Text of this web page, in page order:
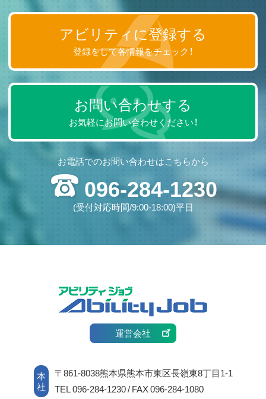
アビリティに登録する
登録をして各情報をチェック！
お問い合わせする
お気軽にお問い合わせください！
お電話でのお問い合わせはこちらから
096-284-1230
(受付対応時間/9:00-18:00)平日
運営会社
本
社
〒861-8038熊本県熊本市東区長嶺東8丁目1-1
TEL 096-284-1230 / FAX 096-284-1080